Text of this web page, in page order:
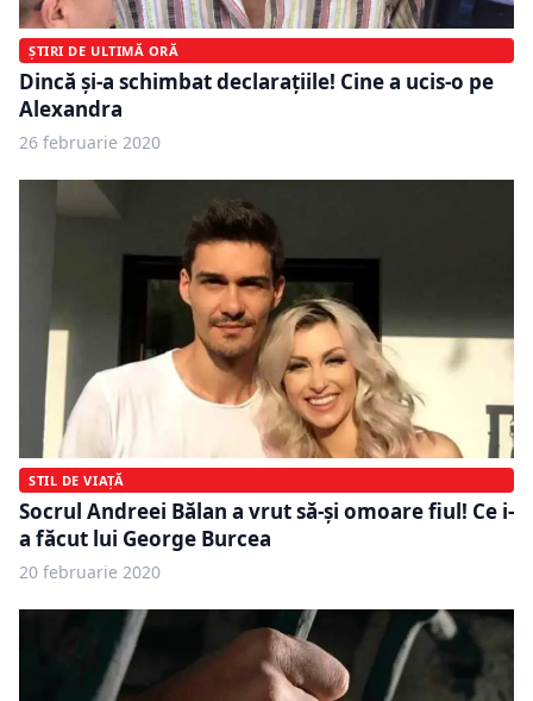
ȘTIRI DE ULTIMĂ ORĂ
Dincă și-a schimbat declarațiile! Cine a ucis-o pe
Alexandra
26 februarie 2020
STIL DE VIAȚĂ
Socrul Andreei Bălan a vrut să-și omoare fiul! Ce i-
a făcut lui George Burcea
20 februarie 2020